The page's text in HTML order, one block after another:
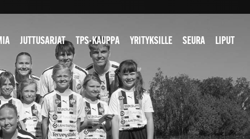
JUTTUSARJAT TPS-KAUPPA YRITYKSILLE SEURA LIPUT